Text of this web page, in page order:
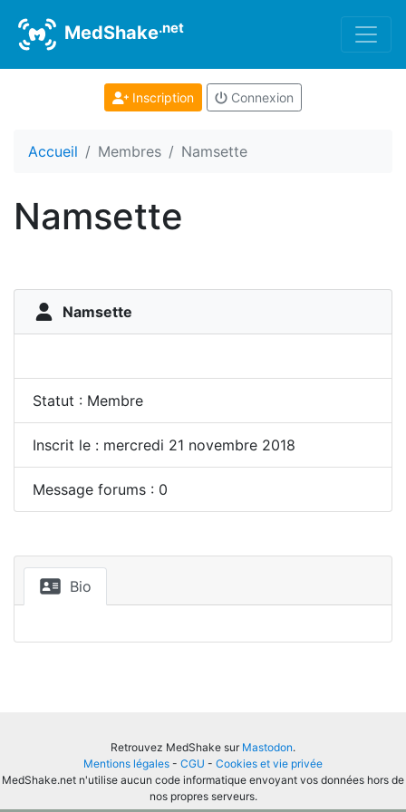
MedShake.net
Inscription Connexion
Accueil Membres Namsette
Namsette
Namsette
Statut : Membre
Inscrit le : mercredi 21 novembre 2018
Message forums : 0
Bio
Retrouvez MedShake sur Mastodon.
Mentions légales - CGU - Cookies et vie privée
MedShake.net n'utilise aucun code informatique envoyant vos données hors de
nos propres serveurs.